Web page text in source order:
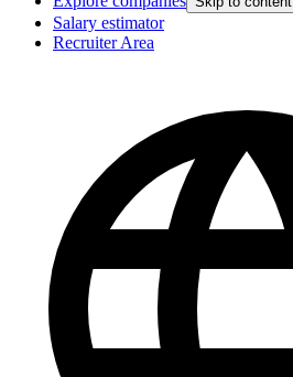
Salary estimator
Recruiter Area